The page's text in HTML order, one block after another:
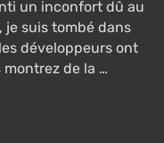
un inconfort dû au
je suis tombé dans
développeurs ont
montrez de la …